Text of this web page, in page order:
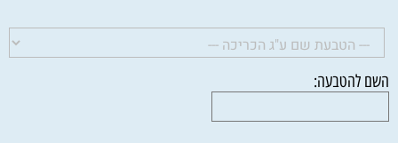
השם להטבעה: